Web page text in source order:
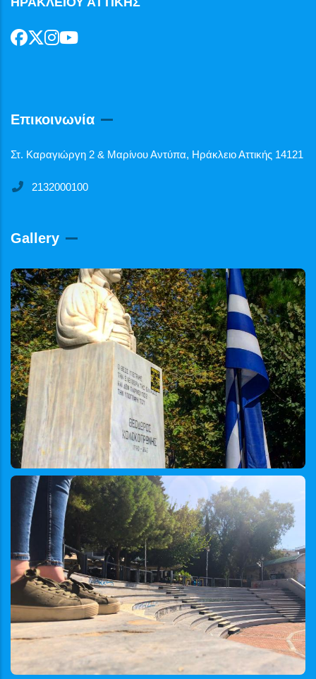
Επικοινωνία
Στ. Καραγιώργη 2 & Μαρίνου Αντύπα, Ηράκλειο Αττικής 14121
2132000100
Gallery